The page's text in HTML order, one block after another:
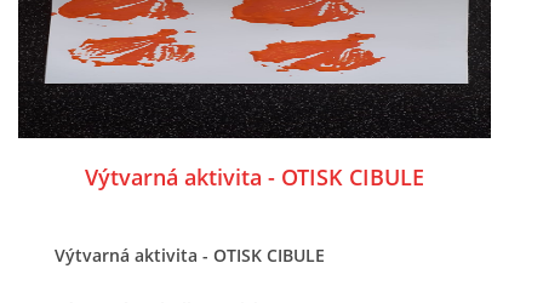
VELIKONOCE
SVĚTOVÝ DEN VODY 22. BŘEZEN
KREATIVNÍ OVOCNÉ A ZELENINOVÉ MLSÁNÍ
RECENZE NA KNIHY
Výtvarná aktivita - OTISK CIBULE
Výtvarná aktivita - OTISK CIBULE